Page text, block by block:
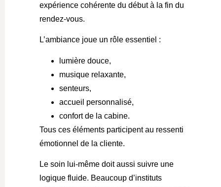
expérience cohérente du début à la fin du
rendez-vous.
L’ambiance joue un rôle essentiel :
lumière douce,
musique relaxante,
senteurs,
accueil personnalisé,
confort de la cabine.
Tous ces éléments participent au ressenti
émotionnel de la cliente.
Le soin lui-même doit aussi suivre une
logique fluide. Beaucoup d’instituts